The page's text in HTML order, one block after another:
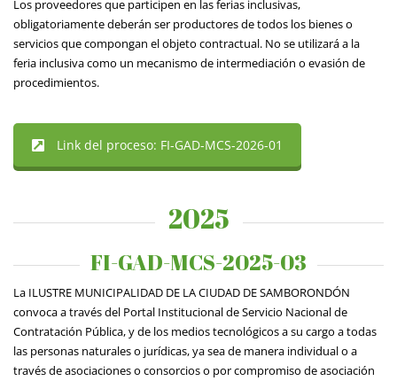
Los proveedores que participen en las ferias inclusivas,
obligatoriamente deberán ser productores de todos los bienes o
servicios que compongan el objeto contractual. No se utilizará a la
feria inclusiva como un mecanismo de intermediación o evasión de
procedimientos.
Link del proceso: FI-GAD-MCS-2026-01
2025
FI-GAD-MCS-2025-03
La ILUSTRE MUNICIPALIDAD DE LA CIUDAD DE SAMBORONDÓN
convoca a través del Portal Institucional de Servicio Nacional de
Contratación Pública, y de los medios tecnológicos a su cargo a todas
las personas naturales o jurídicas, ya sea de manera individual o a
través de asociaciones o consorcios o por compromiso de asociación